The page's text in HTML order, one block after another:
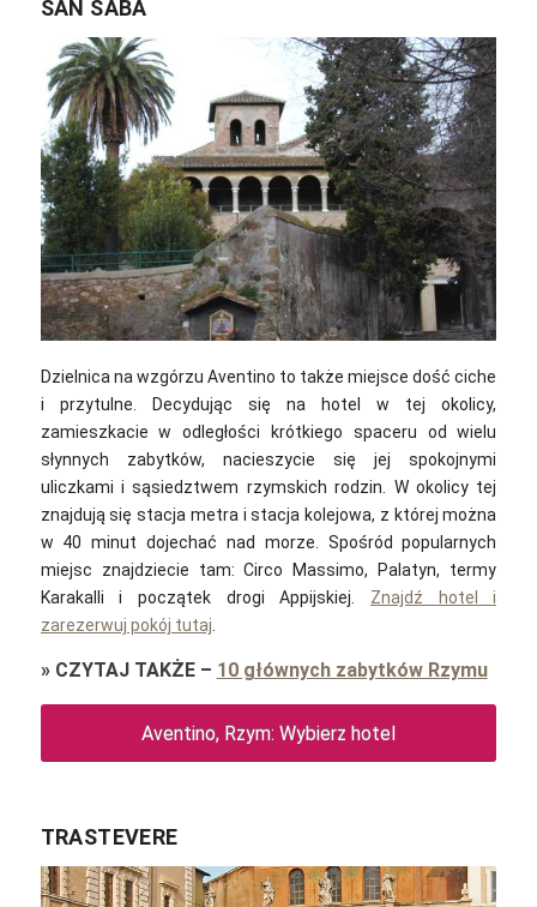
SAN SABA
Dzielnica na wzgórzu Aventino to także miejsce dość ciche
i przytulne. Decydując się na hotel w tej okolicy,
zamieszkacie w odległości krótkiego spaceru od wielu
słynnych zabytków, nacieszycie się jej spokojnymi
uliczkami i sąsiedztwem rzymskich rodzin. W okolicy tej
znajdują się stacja metra i stacja kolejowa, z której można
w 40 minut dojechać nad morze. Spośród popularnych
miejsc znajdziecie tam: Circo Massimo, Palatyn, termy
Karakalli i początek drogi Appijskiej. Znajdź hotel i
zarezerwuj pokój tutaj
» CZYTAJ TAKŻE– 10 głównych zabytków Rzymu
Aventino, Rzym: Wybierz hotel
TRASTEVERE